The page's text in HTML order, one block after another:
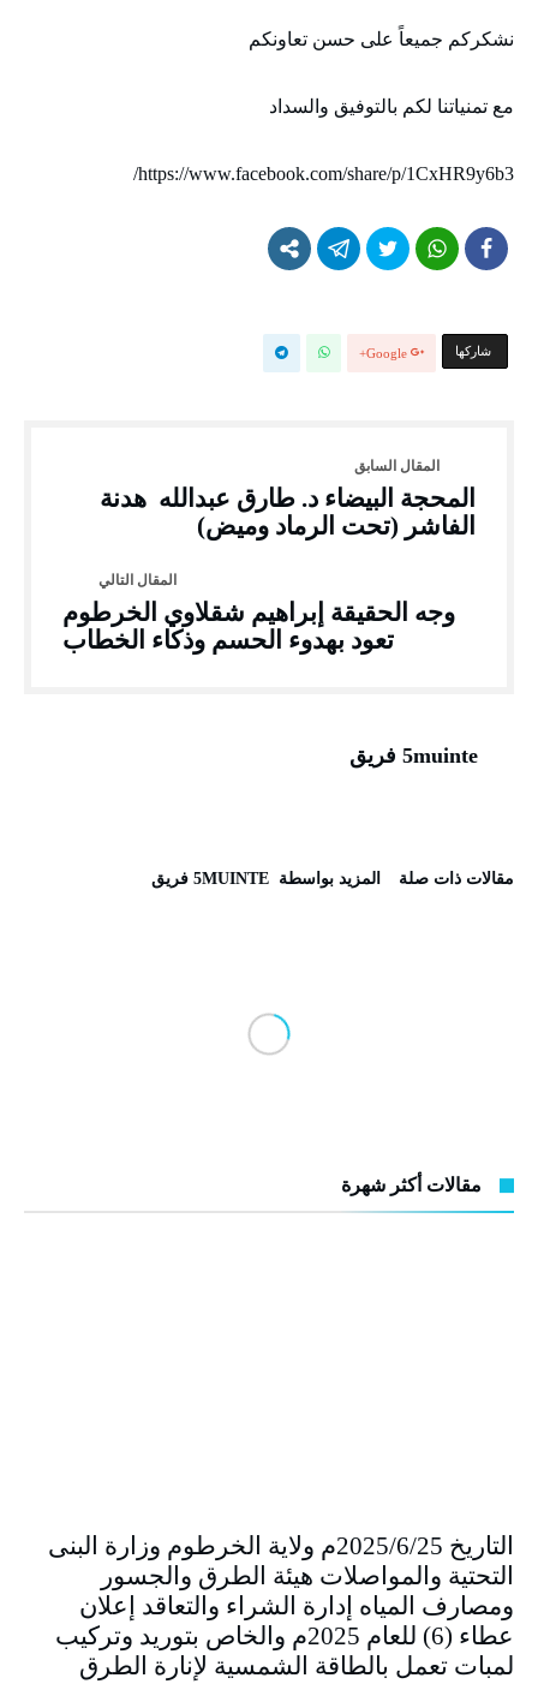
نشكركم جميعاً على حسن تعاونكم
مع تمنياتنا لكم بالتوفيق والسداد
https://www.facebook.com/share/p/1CxHR9y6b3/
‫‫ شاركها‬ Google+
المحجة البيضاء د. طارق عبدالله هدنة
الفاشر (تحت الرماد وميض)
وجه الحقيقة إبراهيم شقلاوي الخرطوم
تعود بهدوء الحسم وذكاء الخطاب
5muinte فريق
‫مقالات ذات صلة‬ ‫‫المزيد بواسطة‬ ‬ 5MUINTE فريق
مقالات أكثر شهرة
التاريخ 2025/6/25م ولاية الخرطوم وزارة البنى
التحتية والمواصلات هيئة الطرق والجسور
ومصارف المياه إدارة الشراء والتعاقد إعلان
عطاء (6) للعام 2025م والخاص بتوريد وتركيب
لمبات تعمل بالطاقة الشمسية لإنارة الطرق